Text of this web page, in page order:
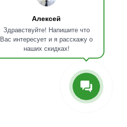
Алексей
Здравствуйте! Напишите что
Вас интересует и я расскажу о
наших скидках!